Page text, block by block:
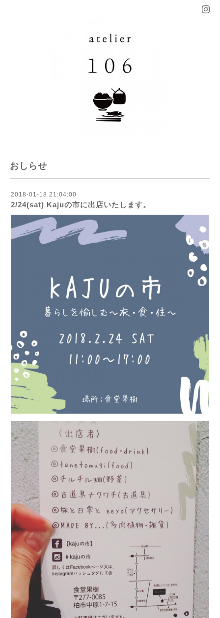
おしらせ
2018-01-18 21:04:00
2/24(sat) Kajuの市に出店いたします。